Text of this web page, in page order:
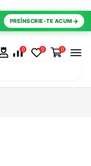
PREÎNSCRIE-TE ACUM→
0 0 0